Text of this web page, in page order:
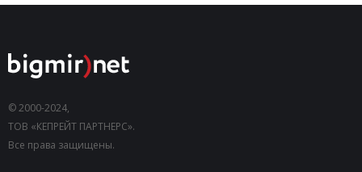
© 2000-2024,
ТОВ «КЕПРЕЙТ ПАРТНЕРС».
Все права защищены.